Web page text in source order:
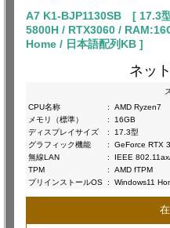
A7 K1-BJP1130SB [ 17.3
5800H / RTX3060 /
Home / 日本語配列KB ]
ネッ
CPU名称
:
AMD Ryzen7
メモリ（標準）
:
16GB
ディスプレイサイズ
:
17.3型
グラフィック機能
:
GeForce RTX
無線LAN
:
IEEE
TPM
:
AMD fTPM
プリインストールOS : Windows11